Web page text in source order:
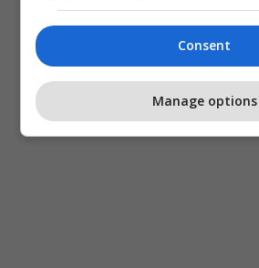
Consent
Manage options